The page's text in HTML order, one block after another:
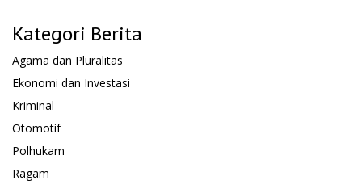
Kategori Berita
Agama dan Pluralitas
Ekonomi dan Investasi
Kriminal
Otomotif
Polhukam
Ragam